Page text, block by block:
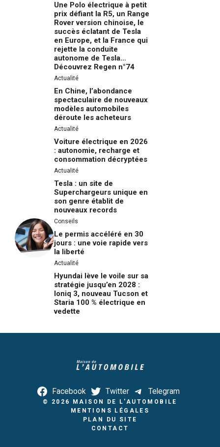
Une Polo électrique à petit
prix défiant la R5, un Range
Rover version chinoise, le
succès éclatant de Tesla
en Europe, et la France qui
rejette la conduite
autonome de Tesla…
Découvrez Regen n°74
Actualité
En Chine, l’abondance
spectaculaire de nouveaux
modèles automobiles
déroute les acheteurs
Actualité
Voiture électrique en 2026
: autonomie, recharge et
consommation décryptées
Actualité
Tesla : un site de
Superchargeurs unique en
son genre établit de
nouveaux records
Conseils
Le permis accéléré en 30
jours : une voie rapide vers
la liberté
Actualité
Hyundai lève le voile sur sa
stratégie jusqu’en 2028 :
Ioniq 3, nouveau Tucson et
Staria 100 % électrique en
vedette
Facebook Twitter Telegram
© 2026
MAISON DE L'AUTOMOBILE
MENTIONS LÉGALES
PLAN DU SITE
CONTACT